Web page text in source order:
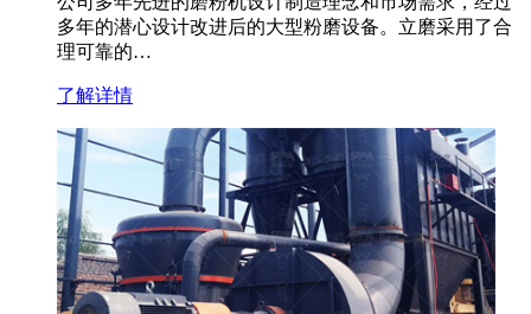
多年的潜心设计改进后的大型粉磨设备。立磨采用了合
理可靠的…
了解详情